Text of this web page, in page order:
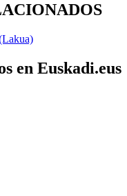
en Euskadi.eus